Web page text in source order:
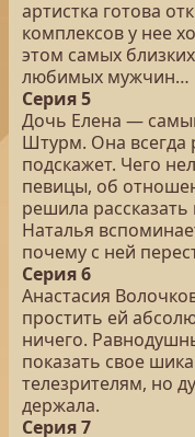
артистка готова
комплексов у нее
этом самых
любимых мужчин…
Серия 5
Дочь Елена —
Штурм. Она всегда
подскажет. Чего
певицы, об
решила
Наталья
почему с ней
Серия 6
Анастасия
простить ей
ничего.
показать свое
телезрителям, но
держала.
Серия 7